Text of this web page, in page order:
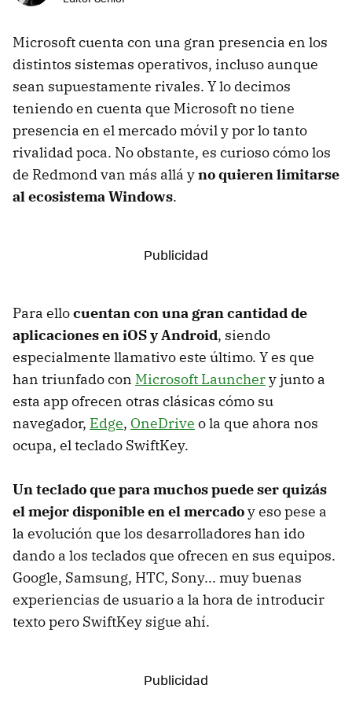
Microsoft cuenta con una gran presencia en los
distintos sistemas operativos, incluso aunque
sean supuestamente rivales. Y lo decimos
teniendo en cuenta que Microsoft no tiene
presencia en el mercado móvil y por lo tanto
rivalidad poca. No obstante, es curioso cómo los
de Redmond van más allá yno quieren limitarse
al ecosistema Windows.
Para ellocuentan con una gran cantidad de
aplicaciones en iOS y Android, siendo
especialmente llamativo este último. Y es que
han triunfado con Microsoft Launchery junto a
esta app ofrecen otras clásicas cómo su
navegador, Edge, OneDrive o la que ahora nos
ocupa, el teclado SwiftKey.
Un teclado que para muchos puede ser quizás
el mejor disponible en el mercadoy eso pese a
la evolución que los desarrolladores han ido
dando a los teclados que ofrecen en sus equipos.
Google, Samsung, HTC, Sony... muy buenas
experiencias de usuario a la hora de introducir
texto pero SwiftKey sigue ahí.